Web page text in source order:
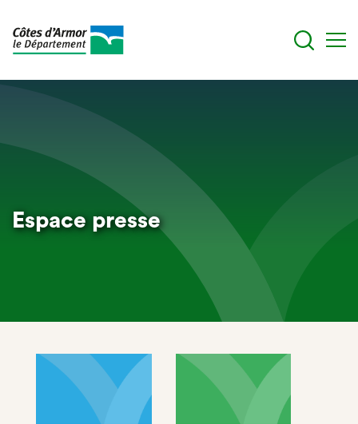
principal
Espace presse